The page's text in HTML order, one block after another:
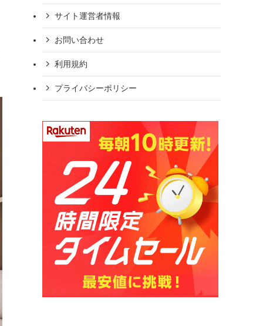
サイト運営者情報
お問い合わせ
利用規約
プライバシーポリシー